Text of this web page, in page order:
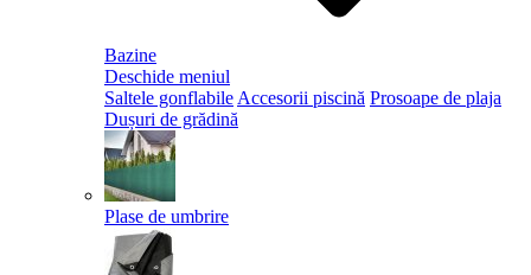
Bazine
Deschide meniul
Saltele gonflabile Accesorii piscină Prosoape de plaja
Dușuri de grădină
Plase de umbrire